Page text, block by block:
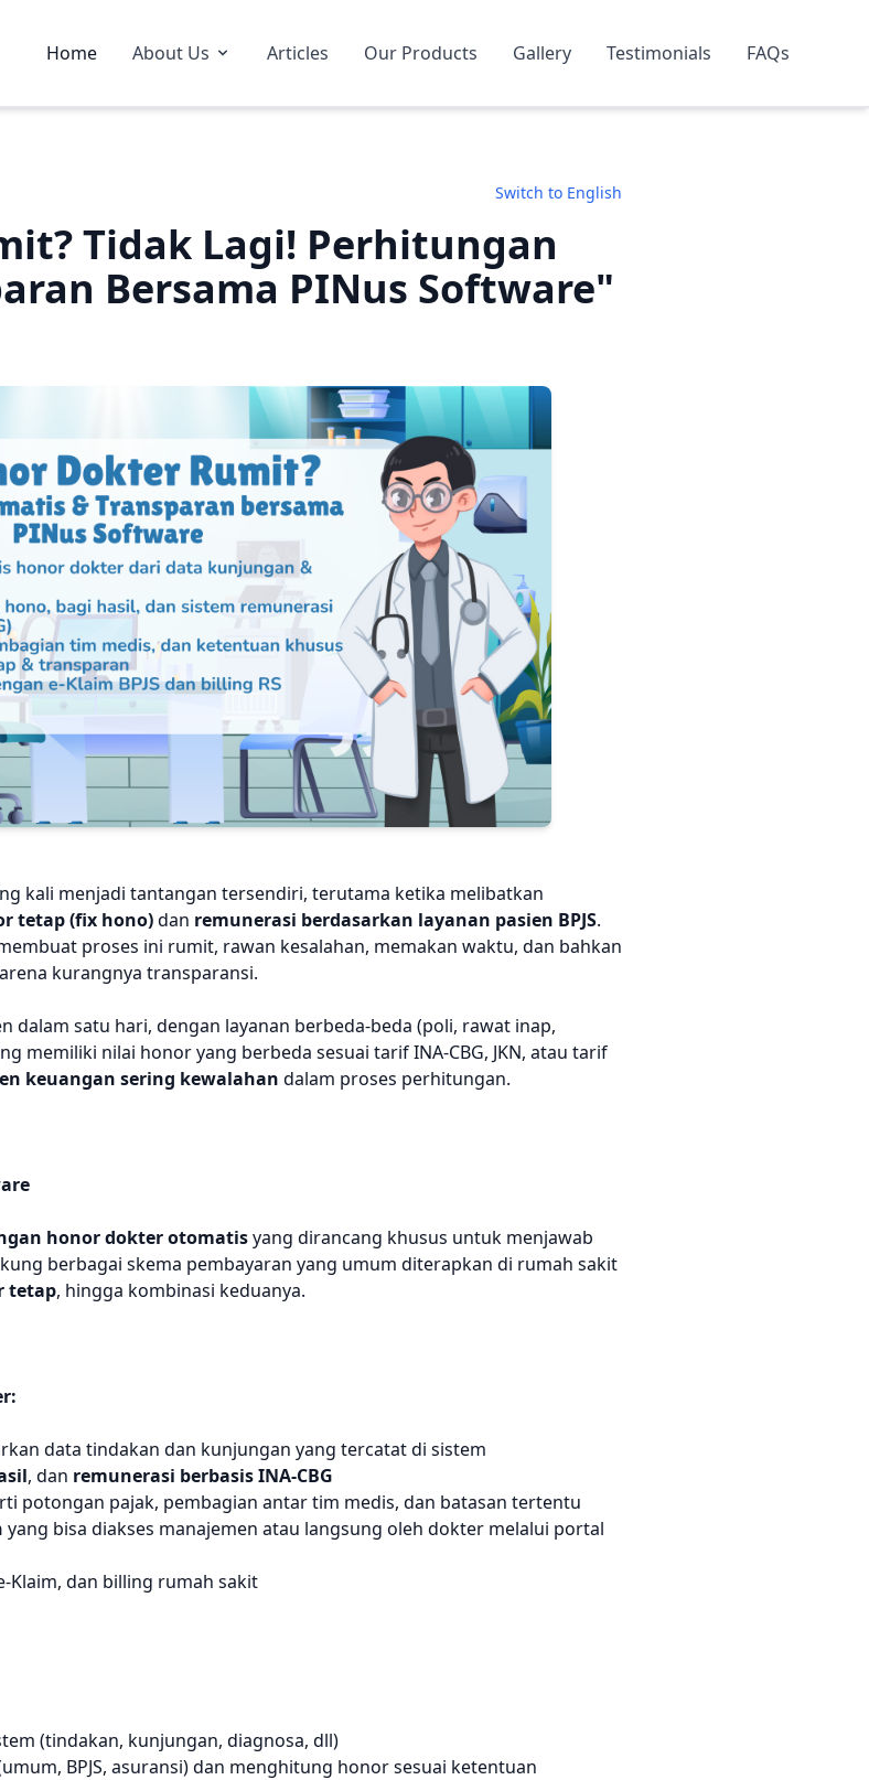
Home About Us Articles Our Products Gallery Testimonials FAQs
Switch to English
Tidak Lagi! Perhitungan
Bersama PINus Software"
kali menjadi tantangan tersendiri, terutama ketika melibatkan
tetap (fix hono)dan remunerasi berdasarkan layanan pasien BPJS.
proses ini rumit, rawan kesalahan, memakan waktu, dan bahkan
kurangnya transparansi.
dalam satu hari, dengan layanan berbeda-beda (poli, rawat inap,
memiliki nilai honor yang berbeda sesuai tarif INA-CBG, JKN, atau tarif
keuangan sering kewalahan dalam proses perhitungan.
honor dokter otomatisyang dirancang khusus untuk menjawab
berbagai skema pembayaran yang umum diterapkan di rumah sakit
tetap, hingga kombinasi keduanya.
data tindakan dan kunjungan yang tercatat di sistem
, dan remunerasi berbasis INA-CBG
potongan pajak, pembagian antar tim medis, dan batasan tertentu
yang bisa diakses manajemen atau langsung oleh dokter melalui portal
Klaim, dan billing rumah sakit
(tindakan, kunjungan, diagnosa, dll)
BPJS, asuransi) dan menghitung honor sesuai ketentuan